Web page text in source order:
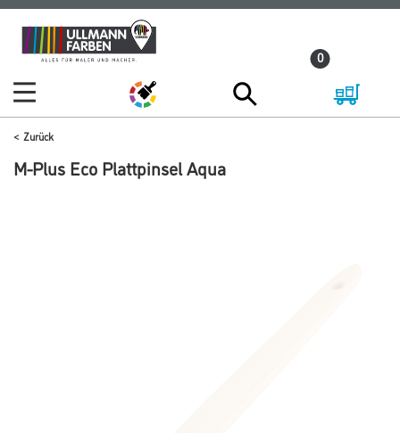
Zum
Inhalt
Zum
Navigationsmenü
0
Zurück
M-Plus Eco Plattpinsel Aqua